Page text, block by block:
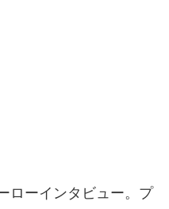
ローインタビュー。プ